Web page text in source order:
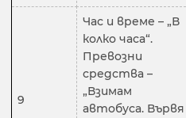
9
Час и време – „В
колко часа“.
Превозни
средства –
„Взимам
автобуса. Вървя